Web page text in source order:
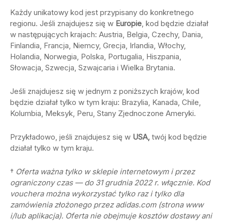
Każdy unikatowy kod jest przypisany do konkretnego
regionu. Jeśli znajdujesz się w Europie, kod będzie działał
w następujących krajach: Austria, Belgia, Czechy, Dania,
Finlandia, Francja, Niemcy, Grecja, Irlandia, Włochy,
Holandia, Norwegia, Polska, Portugalia, Hiszpania,
Słowacja, Szwecja, Szwajcaria i Wielka Brytania.
Jeśli znajdujesz się w jednym z poniższych krajów, kod
będzie działał tylko w tym kraju: Brazylia, Kanada, Chile,
Kolumbia, Meksyk, Peru, Stany Zjednoczone Ameryki.
Przykładowo, jeśli znajdujesz się w USA, twój kod będzie
działał tylko w tym kraju.
† Oferta ważna tylko w sklepie internetowym i przez
ograniczony czas — do 31 grudnia 2022 r. włącznie. Kod
vouchera można wykorzystać tylko raz i tylko dla
zamówienia złożonego przez adidas.com (strona www
i/lub aplikacja). Oferta nie obejmuje kosztów dostawy ani